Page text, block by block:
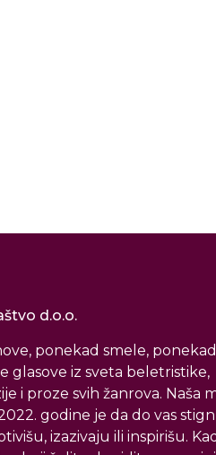
d.o.o.
ponekad smele,
glasove iz sveta beletristike,
i proze svih žanrova. Naša
godine je da do vas
izazivaju ili inspirišu.